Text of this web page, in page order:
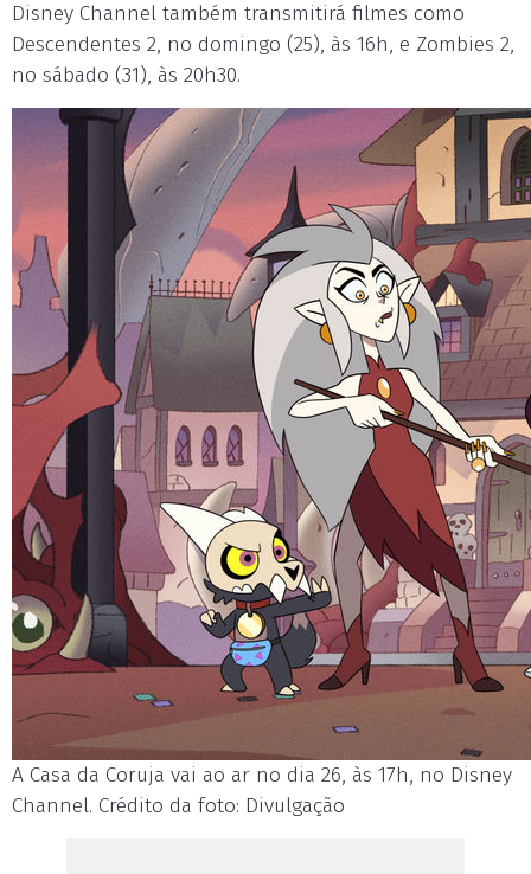
Disney Channel também transmitirá filmes como
Descendentes 2, no domingo (25), às 16h, e Zombies 2,
no sábado (31), às 20h30.
A Casa da Coruja vai ao ar no dia 26, às 17h, no Disney
Channel. Crédito da foto: Divulgação